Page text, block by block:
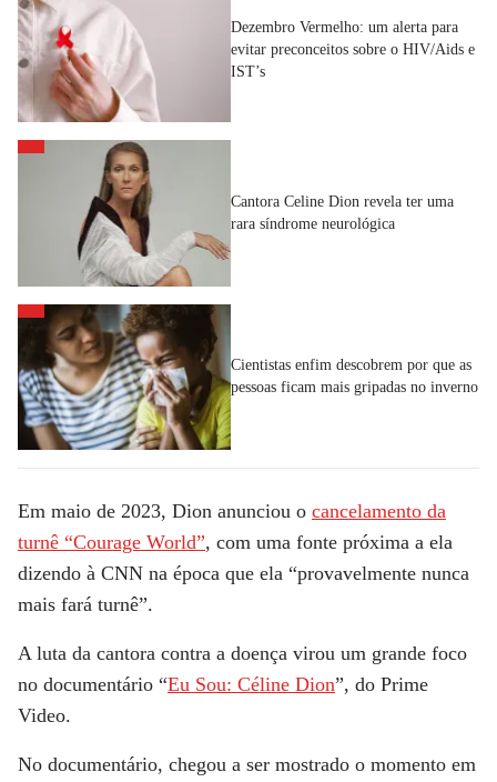
Dezembro Vermelho: um alerta para
evitar preconceitos sobre o HIV/Aids e
IST’s
Cantora Celine Dion revela ter uma
rara síndrome neurológica
Cientistas enfim descobrem por que as
pessoas ficam mais gripadas no inverno
Em maio de 2023, Dion anunciou o cancelamento da
turnê “Courage World”, com uma fonte próxima a ela
dizendo à CNN na época que ela “provavelmente nunca
mais fará turnê”.
A luta da cantora contra a doença virou um grande foco
no documentário “Eu Sou: Céline Dion”, do Prime
Video.
No documentário, chegou a ser mostrado o momento em